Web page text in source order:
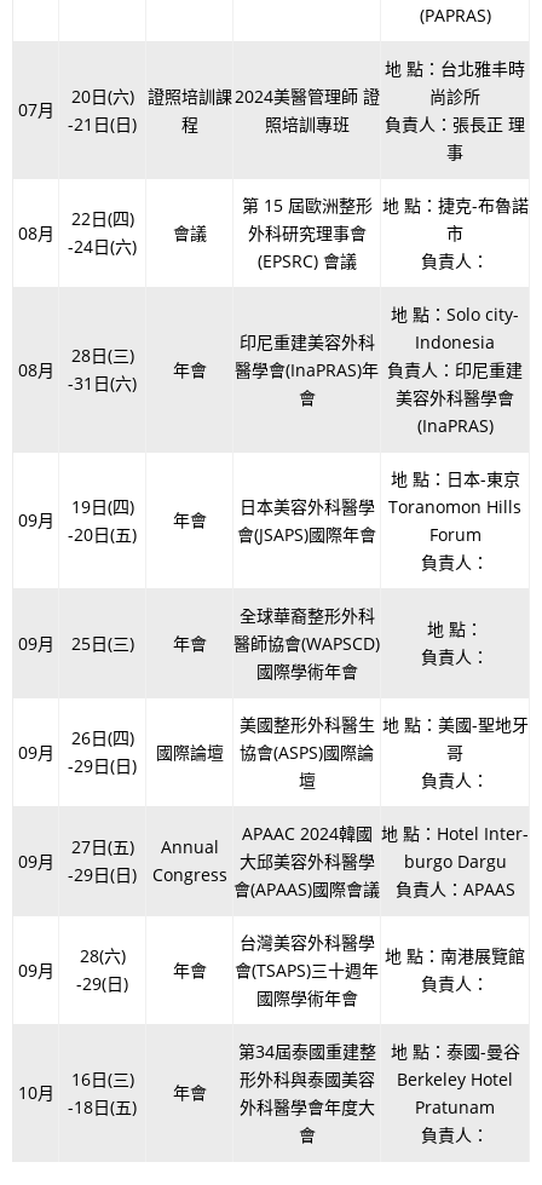
(PAPRAS)
07月
20日(六)
-21日(日)
證照培訓課
程
2024美醫管理師 證
照培訓專班
地 點：台北雅丰時
尚診所
負責人：張長正 理
事
08月
22日(四)
-24日(六)
會議
第 15 屆歐洲整形
外科研究理事會
(EPSRC) 會議
地 點：捷克-布魯諾
市
負責人：
08月
28日(三)
-31日(六)
年會
印尼重建美容外科
醫學會(InaPRAS)年
會
地 點：Solo city-
Indonesia
負責人：印尼重建
美容外科醫學會
(InaPRAS)
09月
19日(四)
-20日(五)
年會
日本美容外科醫學
會(JSAPS)國際年會
地 點：日本-東京
Toranomon Hills
Forum
負責人：
09月 25日(三) 年會
全球華裔整形外科
醫師協會(WAPSCD)
國際學術年會
地 點：
負責人：
09月
26日(四)
-29日(日)
國際論壇
美國整形外科醫生
協會(ASPS)國際論
壇
地 點：美國-聖地牙
哥
負責人：
09月
27日(五)
-29日(日)
Annual
Congress
APAAC 2024韓國
大邱美容外科醫學
會(APAAS)國際會議
地 點：Hotel Inter-
burgo Dargu
負責人：APAAS
09月
28(六)
-29(日)
年會
台灣美容外科醫學
會(TSAPS)三十週年
國際學術年會
地 點：南港展覽館
負責人：
10月
16日(三)
-18日(五)
年會
第34屆泰國重建整
形外科與泰國美容
外科醫學會年度大
會
地 點：泰國-曼谷
Berkeley Hotel
Pratunam
負責人：